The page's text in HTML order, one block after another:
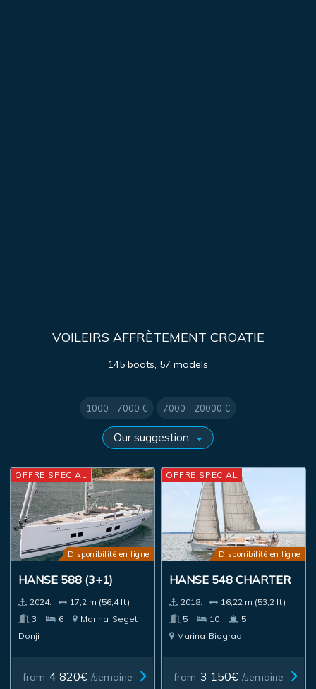
VOILEIRS AFFRÈTEMENT CROATIE
145 boats, 57 models
1000 - 7000 € 7000 - 20000 €
Disponibilité en ligne
HANSE 588 (3+1)
2024.
17,2 m (56,4 ft)
3
6 Marina Seget
Donji
from 4 820€ /semaine
OFFRE SPECIAL
Disponibilité en ligne
HANSE 548 CHARTER
2018.
16,22 m (53,2 ft)
5
10
5
Marina Biograd
from 3 150€ /semaine
OFFRE SPECIAL